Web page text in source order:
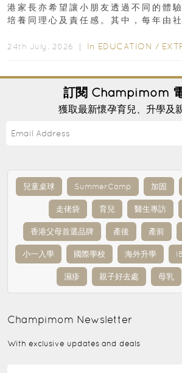
港家長亦希望讓小朋友透過不同的體
培養同理心及責任感。其中，每年由
24th July, 2026 ｜ In EDUCATION /
訂閱 Champimom
獲取最新懷孕育兒、升學及
兒童桌球 SummerCamp 加固
走佬袋 育兒 醫生專訪
香港父母首選品牌 產後 產前
小一入學 國際學校 海外升學
濕疹 親子好去處 母乳
Champimom Newsletter
With exclusive updates and deals